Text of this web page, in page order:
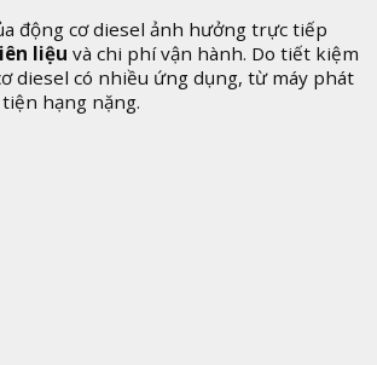
động cơ diesel ảnh hưởng trực tiếp
liệu và chi phí vận hành. Do tiết kiệm
diesel có nhiều ứng dụng, từ máy phát
hạng nặng.